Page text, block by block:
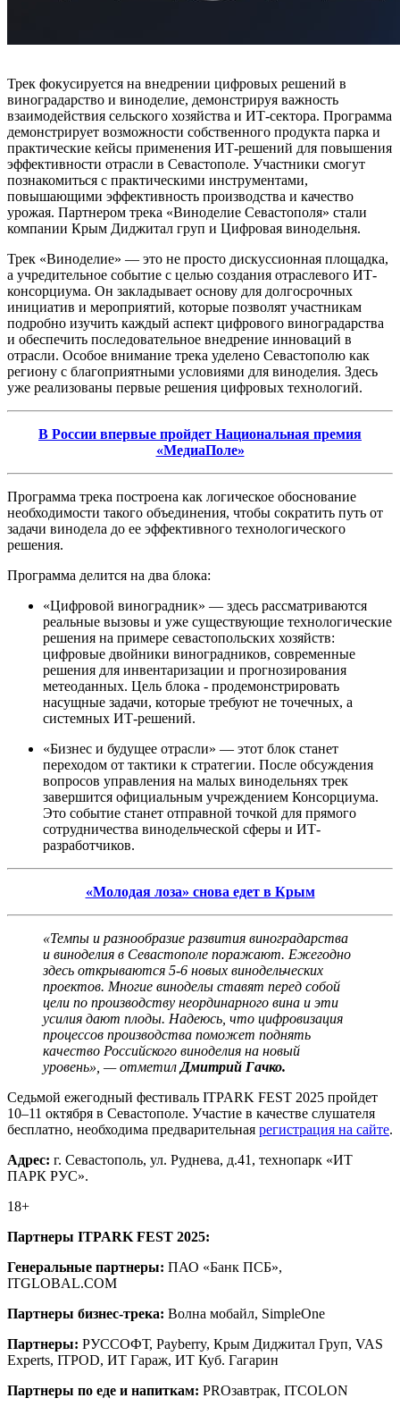
Трек фокусируется на внедрении цифровых решений в
виноградарство и виноделие, демонстрируя важность
взаимодействия сельского хозяйства и ИТ-сектора. Программа
демонстрирует возможности собственного продукта парка и
практические кейсы применения ИТ-решений для повышения
эффективности отрасли в Севастополе. Участники смогут
познакомиться с практическими инструментами,
повышающими эффективность производства и качество
урожая. Партнером трека «Виноделие Севастополя» стали
компании Крым Диджитал груп и Цифровая винодельня.
Трек «Виноделие» — это не просто дискуссионная площадка,
а учредительное событие с целью создания отраслевого ИТ-
консорциума. Он закладывает основу для долгосрочных
инициатив и мероприятий, которые позволят участникам
подробно изучить каждый аспект цифрового виноградарства
и обеспечить последовательное внедрение инноваций в
отрасли. Особое внимание трека уделено Севастополю как
региону с благоприятными условиями для виноделия. Здесь
уже реализованы первые решения цифровых технологий.
В России впервые пройдет Национальная премия
«МедиаПоле»
Программа трека построена как логическое обоснование
необходимости такого объединения, чтобы сократить путь от
задачи винодела до ее эффективного технологического
решения.
Программа делится на два блока:
«Цифровой виноградник» — здесь рассматриваются
реальные вызовы и уже существующие технологические
решения на примере севастопольских хозяйств:
цифровые двойники виноградников, современные
решения для инвентаризации и прогнозирования
метеоданных. Цель блока - продемонстрировать
насущные задачи, которые требуют не точечных, а
системных ИТ-решений.
«Бизнес и будущее отрасли» — этот блок станет
переходом от тактики к стратегии. После обсуждения
вопросов управления на малых винодельнях трек
завершится официальным учреждением Консорциума.
Это событие станет отправной точкой для прямого
сотрудничества винодельческой сферы и ИТ-
разработчиков.
«Молодая лоза» снова едет в Крым
«Темпы и разнообразие развития виноградарства
и виноделия в Севастополе поражают. Ежегодно
здесь открываются 5-6 новых винодельческих
проектов. Многие виноделы ставят перед собой
цели по производству неординарного вина и эти
усилия дают плоды. Надеюсь, что цифровизация
процессов производства поможет поднять
качество Российского виноделия на новый
уровень», — отметил Дмитрий Гачко.
Седьмой ежегодный фестиваль ITPARK FEST 2025 пройдет
10–11 октября в Севастополе. Участие в качестве слушателя
бесплатно, необходима предварительная регистрация на сайте.
Адрес: г. Севастополь, ул. Руднева, д.41, технопарк «ИТ
ПАРК РУС».
18+
Партнеры ITPARK FEST 2025:
Генеральные партнеры: ПАО «Банк ПСБ»,
ITGLOBAL.COM
Партнеры бизнес-трека: Волна мобайл, SimpleOne
Партнеры: РУССОФТ, Payberry, Крым Диджитал Груп, VAS
Experts, ITPOD, ИТ Гараж, ИТ Куб. Гагарин
Партнеры по еде и напиткам: PROзавтрак, ITCOLON